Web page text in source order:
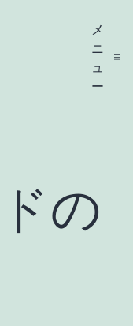
メ
ニ
ュ
ー
の